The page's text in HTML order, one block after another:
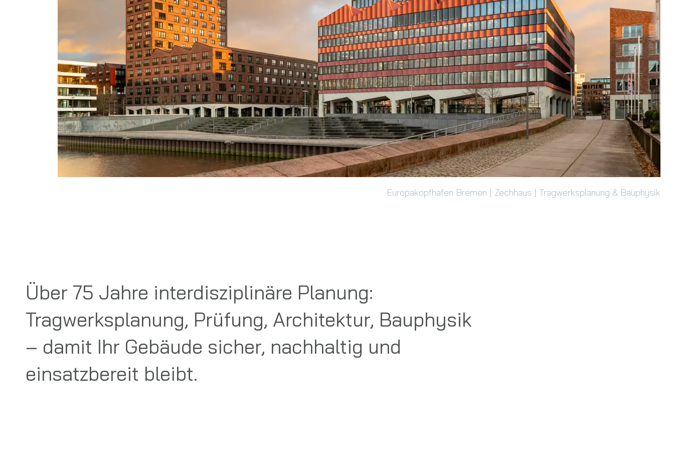
Europakopfhafen Bremen | Zechhaus | Tragwerksplanung & Bauphysik
Über 75 Jahre interdisziplinäre Planung:
Tragwerksplanung, Prüfung, Architektur, Bauphysik
– damit Ihr Gebäude sicher, nachhaltig und
einsatzbereit bleibt.